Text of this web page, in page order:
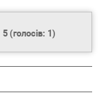
5(голосів: 1)